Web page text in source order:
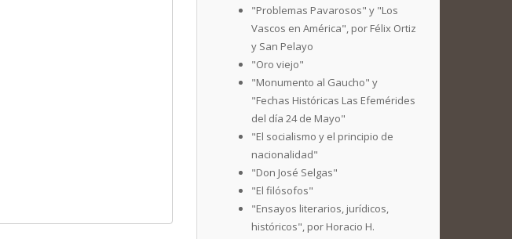
"Problemas Pavarosos" y "Los
Vascos en América", por Félix Ortiz
y San Pelayo
"Oro viejo"
"Monumento al Gaucho" y
"Fechas Históricas Las Efemérides
del día 24 de Mayo"
"El socialismo y el principio de
nacionalidad"
"Don José Selgas"
"El filósofos"
"Ensayos literarios, jurídicos,
históricos", por Horacio H.